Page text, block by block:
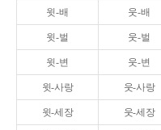
윗-배 웃-배
윗-벌 웃-벌
윗-변 웃-변
윗-사랑 웃-사랑
윗-세장 웃-세장